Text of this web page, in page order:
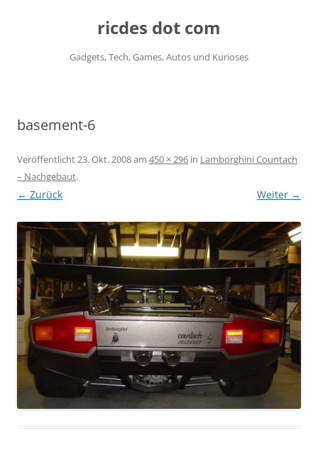
ricdes dot com
Gadgets, Tech, Games, Autos und Kurioses
basement-6
Veröffentlicht23. Okt. 2008am 450 × 296 in Lamborghini Countach
– Nachgebaut.
← Zurück Weiter →